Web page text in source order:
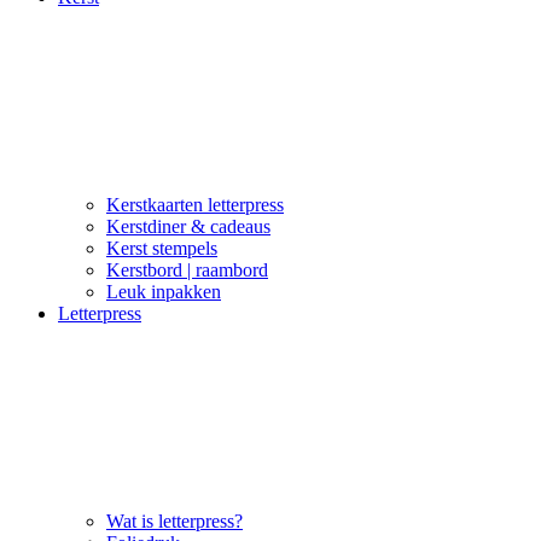
Kerstkaarten letterpress
Kerstdiner & cadeaus
Kerst stempels
Kerstbord | raambord
Leuk inpakken
Letterpress
Wat is letterpress?